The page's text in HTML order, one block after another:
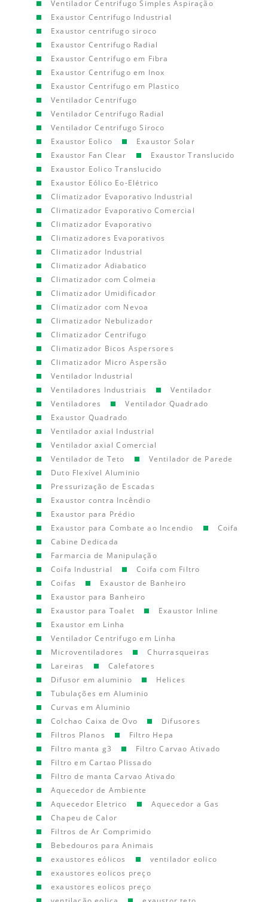
Ventilador Centrifugo Simples Aspiração
Exaustor Centrifugo Industrial
Exaustor centrifugo siroco
Exaustor Centrifugo Radial
Exaustor Centrifugo em Fibra
Exaustor Centrifugo em Inox
Exaustor Centrifugo em Plastico
Ventilador Centrifugo
Ventilador Centrifugo Radial
Ventilador Centrifugo Siroco
Exaustor Eolico
Exaustor Solar
Exaustor Fan Clear
Exaustor Translucido
Exaustor Eolico Translucido
Exaustor Eólico Eo-Elétrico
Climatizador Evaporativo Industrial
Climatizador Evaporativo Comercial
Climatizador Evaporativo
Climatizadores Evaporativos
Climatizador Industrial
Climatizador Adiabatico
Climatizador com Colmeia
Climatizador Umidificador
Climatizador com Nevoa
Climatizador Nebulizador
Climatizador Centrifugo
Climatizador Bicos Aspersores
Climatizador Micro Aspersão
Ventilador Industrial
Ventiladores Industriais
Ventilador
Ventiladores
Ventilador Quadrado
Exaustor Quadrado
Ventilador axial Industrial
Ventilador axial Comercial
Ventilador de Teto
Ventilador de Parede
Duto Flexível Aluminio
Pressurização de Escadas
Exaustor contra Incêndio
Exaustor para Prédio
Exaustor para Combate ao Incendio
Coifa
Cabine Dedicada
Farmarcia de Manipulação
Coifa Industrial
Coifa com Filtro
Coifas
Exaustor de Banheiro
Exaustor para Banheiro
Exaustor para Toalet
Exaustor Inline
Exaustor em Linha
Ventilador Centrifugo em Linha
Microventiladores
Churrasqueiras
Lareiras
Calefatores
Difusor em aluminio
Helices
Tubulações em Aluminio
Curvas em Aluminio
Colchao Caixa de Ovo
Difusores
Filtros Planos
Filtro Hepa
Filtro manta g3
Filtro Carvao Ativado
Filtro em Cartao Plissado
Filtro de manta Carvao Ativado
Aquecedor de Ambiente
Aquecedor Eletrico
Aquecedor a Gas
Chapeu de Calor
Filtros de Ar Comprimido
Bebedouros para Animais
exaustores eólicos
ventilador eolico
exaustores eolicos preço
exaustores eolicos preço